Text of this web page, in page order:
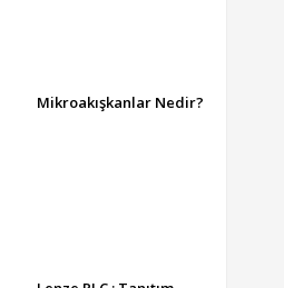
Mikroakışkanlar Nedir?